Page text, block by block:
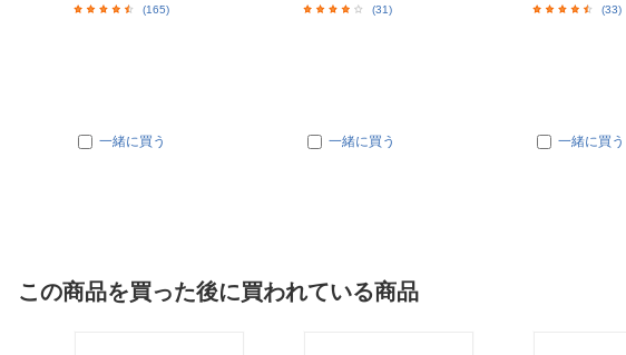
(165)
一緒に買う
(31)
一緒に買う
(33)
一緒に買う
この商品を買った後に買われている商品